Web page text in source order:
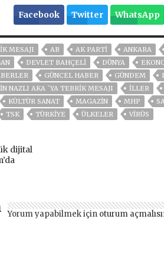
Facebook Twitter WhatsApp
MESAJI AB AK PARTİ ANKARA
DEVLET BAHÇELİ DÜNYA
GÜNCEL HABER GÜNDEM
NAZLI AKA `YA TEBRIK MESAJI
İLLER
KÜLTÜR SANAT MAGAZİN MHP
TSK TÜRKİYE ÜLKELER VIRÜS
dijital
Yorum yapabilmek için oturum